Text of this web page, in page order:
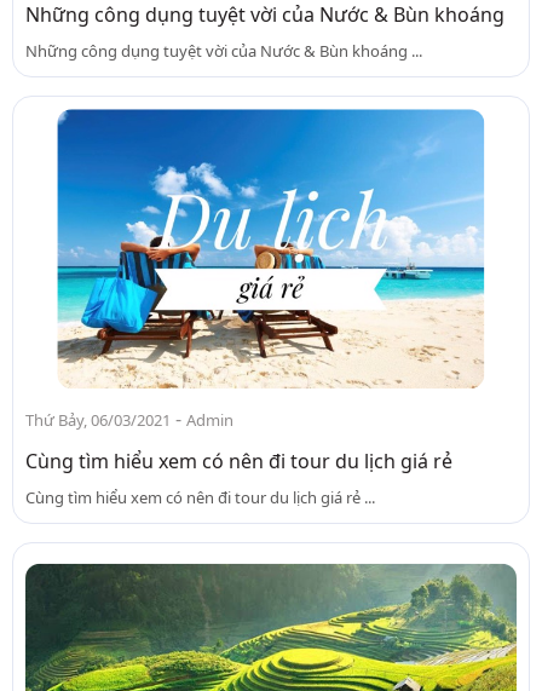
Những công dụng tuyệt vời của Nước & Bùn khoáng
Những công dụng tuyệt vời của Nước & Bùn khoáng ...
Thứ Bảy, 06/03/2021 - Admin
Cùng tìm hiểu xem có nên đi tour du lịch giá rẻ
Cùng tìm hiểu xem có nên đi tour du lịch giá rẻ ...